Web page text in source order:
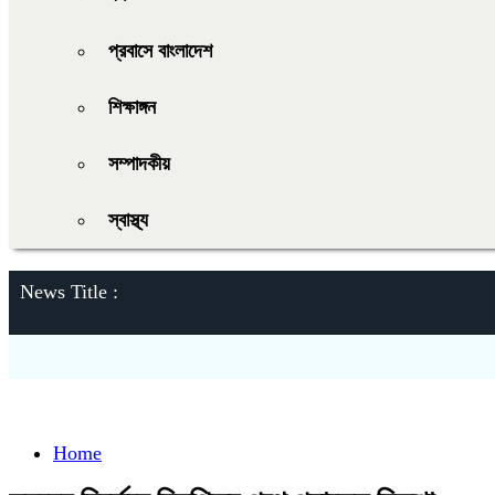
প্রবাসে বাংলাদেশ
শিক্ষাঙ্গন
সম্পাদকীয়
স্বাস্থ্য
News Title :
Home